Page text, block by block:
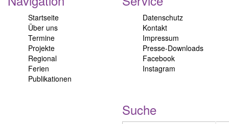
Startseite
Über uns
Termine
Projekte
Regional
Ferien
Publikationen
Datenschutz
Kontakt
Impressum
Presse-Downloads
Facebook
Instagram
Suche